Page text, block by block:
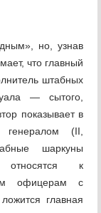
но, узнав
что главный
штабных
— сытого,
показывает в
генералом (II,
шаркуны
относятся к
офицерам с
главная